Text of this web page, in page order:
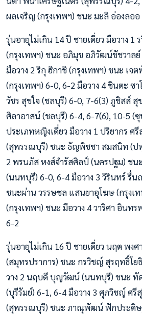
ผลเจริญ (กรุงเทพฯ) ชนะ มะลิ อ่องลอ
รุ่นอายุไม่เกิน 14 ปี ชายเดี่ยว มือวาง 1
(กรุงเทพฯ) ชนะ อภิมุข อภิวัฒน์ชัชวาลย์
มือวาง 2 ริกุ ฮิกาชิ (กรุงเทพฯ) ชนะ เจ
(กรุงเทพฯ) 6-0, 6-2 มือวาง 4 ชินตะ ซ
วัชร สุขใจ (ชลบุรี) 6-0, 7-6(3) ภูชิสส์ สุ
ศิลาอาสน์ (ชลบุรี) 6-4, 6-7(6), 10-5 (
ประเภทหญิงเดี่ยว มือวาง 1 ปริยากร ศ
(สุพรรณบุรี) ชนะ ธัญพิชชา สมสนิท (ป
2 พรนภัส หงส์จำรัสศิลป์ (นครปฐม) ช
(นนทบุรี) 6-0, 6-4 มือวาง 3 วิรินทร์ รื่น
ชนะผ่าน วรรษชล แสนยาอุโฆษ (กรุงเ
(กรุงเทพฯ) ชนะ มือวาง 4 วาริศา อินท
6-2
รุ่นอายุไม่เกิน 16 ปี ชายเดี่ยว นฤต พง
(สมุทรปราการ) ชนะ กรวิชญ์ สุรฤทธิ์โ
วาง 2 นฤบดี บุญวัฒน์ (นนทบุรี) ชนะ
(บุรีรัมย์) 6-1, 6-4 มือวาง 3 ศุภวิชญ์ ศ
(สุพรรณบุรี) ชนะ ภาณุพัฒน์ ฟักประดิษ